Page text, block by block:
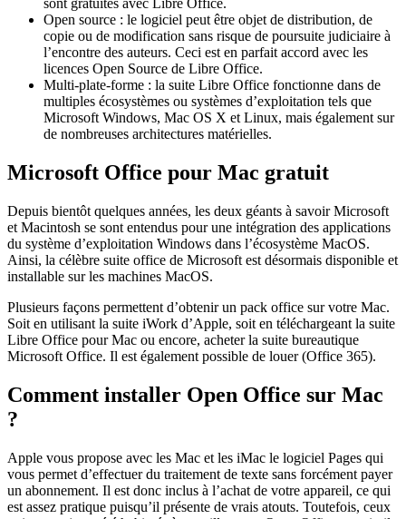
sont gratuites avec Libre Office.
Open source : le logiciel peut être objet de distribution, de
copie ou de modification sans risque de poursuite judiciaire à
l’encontre des auteurs. Ceci est en parfait accord avec les
licences Open Source de Libre Office.
Multi-plate-forme : la suite Libre Office fonctionne dans de
multiples écosystèmes ou systèmes d’exploitation tels que
Microsoft Windows, Mac OS X et Linux, mais également sur
de nombreuses architectures matérielles.
Microsoft Office pour Mac gratuit
Depuis bientôt quelques années, les deux géants à savoir Microsoft
et Macintosh se sont entendus pour une intégration des applications
du système d’exploitation Windows dans l’écosystème MacOS.
Ainsi, la célèbre suite office de Microsoft est désormais disponible et
installable sur les machines MacOS.
Plusieurs façons permettent d’obtenir un pack office sur votre Mac.
Soit en utilisant la suite iWork d’Apple, soit en téléchargeant la suite
Libre Office pour Mac ou encore, acheter la suite bureautique
Microsoft Office. Il est également possible de louer (Office 365).
Comment installer Open Office sur Mac
?
Apple vous propose avec les Mac et les iMac le logiciel Pages qui
vous permet d’effectuer du traitement de texte sans forcément payer
un abonnement. Il est donc inclus à l’achat de votre appareil, ce qui
est assez pratique puisqu’il présente de vrais atouts. Toutefois, ceux